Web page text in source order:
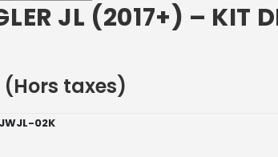
JL (2017+) – KIT
(Hors taxes)
02K